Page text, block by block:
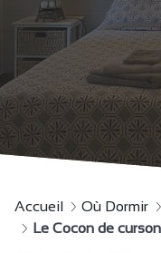
Accueil Où Dormir
Le Cocon de